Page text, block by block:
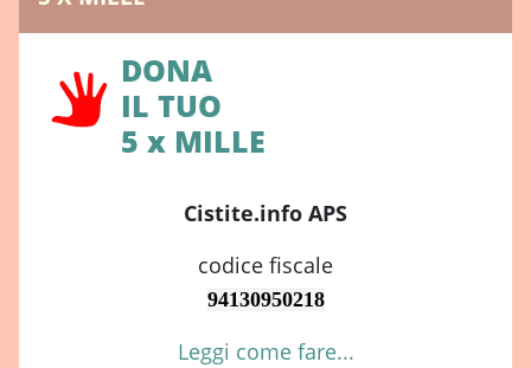
DONA
IL TUO
5 x MILLE
Cistite.info APS
codice fiscale
94130950218
Leggi come fare...